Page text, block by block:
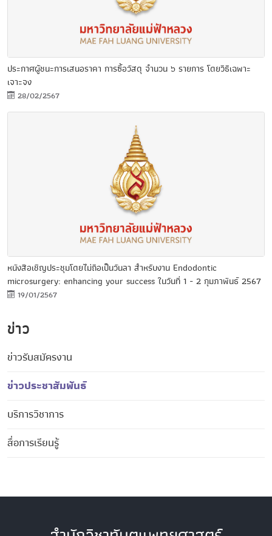
ประกาศผู้ชนะการเสนอราคา การซื้อวัสดุ จำนวน ๖ รายการ โดยวิธีเฉพาะ
เจาะจง
28/02/2567
หนังสือเชิญประชุมโดยไม่ถือเป็นวันลา สำหรับงาน Endodontic
microsurgery: enhancing your success ในวันที่ 1 - 2 กุมภาพันธ์ 2567
19/01/2567
ข่าว
ข่าวรับสมัครงาน
ข่าวประชาสัมพันธ์
บริการวิชาการ
สื่อการเรียนรู้